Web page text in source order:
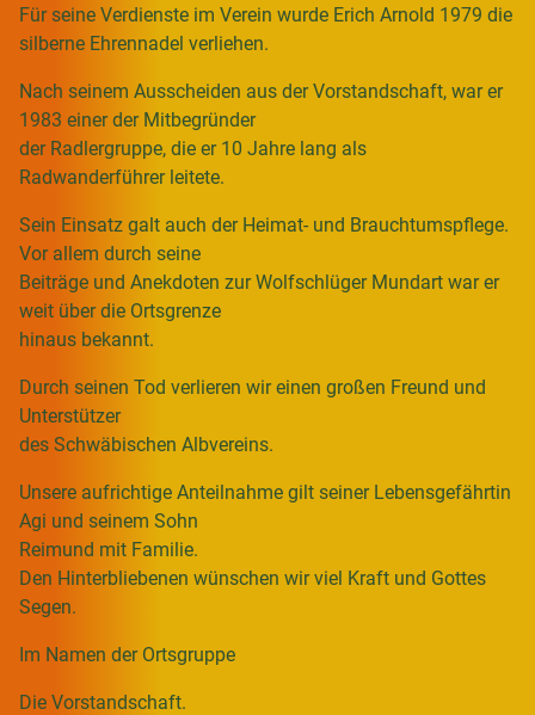
Für seine Verdienste im Verein wurde Erich Arnold 1979 die
silberne Ehrennadel verliehen.
Nach seinem Ausscheiden aus der Vorstandschaft, war er
1983 einer der Mitbegründer
der Radlergruppe, die er 10 Jahre lang als
Radwanderführer leitete.
Sein Einsatz galt auch der Heimat- und Brauchtumspflege.
Vor allem durch seine
Beiträge und Anekdoten zur Wolfschlüger Mundart war er
weit über die Ortsgrenze
hinaus bekannt.
Durch seinen Tod verlieren wir einen großen Freund und
Unterstützer
des Schwäbischen Albvereins.
Unsere aufrichtige Anteilnahme gilt seiner Lebensgefährtin
Agi und seinem Sohn
Reimund mit Familie.
Den Hinterbliebenen wünschen wir viel Kraft und Gottes
Segen.
Im Namen der Ortsgruppe
Die Vorstandschaft.